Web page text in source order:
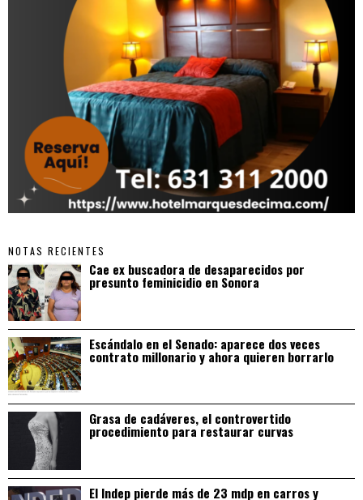
NOTAS RECIENTES
Cae ex buscadora de desaparecidos por
presunto feminicidio en Sonora
Escándalo en el Senado: aparece dos veces
contrato millonario y ahora quieren borrarlo
Grasa de cadáveres, el controvertido
procedimiento para restaurar curvas
El Indep pierde más de 23 mdp en carros y